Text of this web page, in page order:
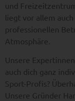
und
liegt vor allem
professionellen
Atmosphäre.
Unsere
auch dich ganz
Sport-Profis?
Unsere Gründer